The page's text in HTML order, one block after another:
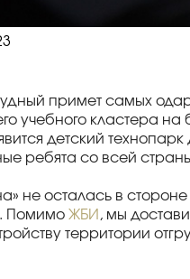
примет самых
учебного кластера
детский
ребята со всей
не осталась в
Помимо ЖБИ , мы
территории